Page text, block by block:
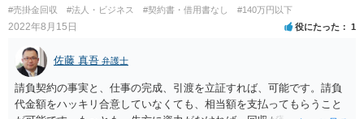
#売掛金回収 #法人・ビジネス #契約書・借用書なし #140万円以下
2022年8月15日 役にたった 1
佐藤 真吾 弁護士
請負契約の事実と、仕事の完成、引渡を立証すれば、可能です。請負
代金額をハッキリ合意していなくても、相当額を支払ってもらうこと